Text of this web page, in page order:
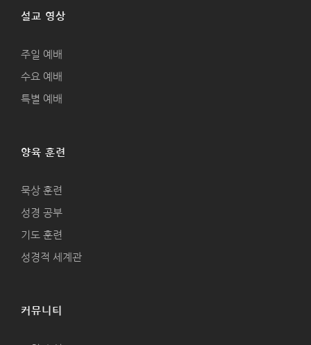
설교 영상
주일 예배
수요 예배
특별 예배
양육 훈련
묵상 훈련
성경 공부
기도 훈련
성경적 세계관
커뮤니티